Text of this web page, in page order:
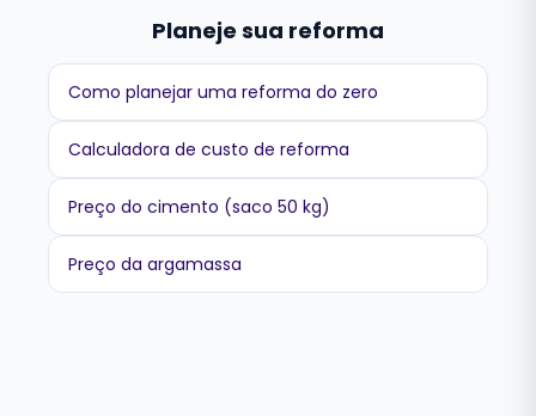
Planeje sua reforma
Como planejar uma reforma do zero
Calculadora de custo de reforma
Preço do cimento (saco 50 kg)
Preço da argamassa